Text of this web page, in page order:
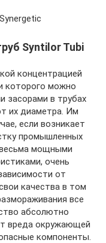
Syntilor Tubi
концентрацией
которого можно
засорами в трубах
их диаметра. Им
если возникает
промышленных
мощными
очень
от
качества в том
все
абсолютно
вреда окружающей
компоненты.